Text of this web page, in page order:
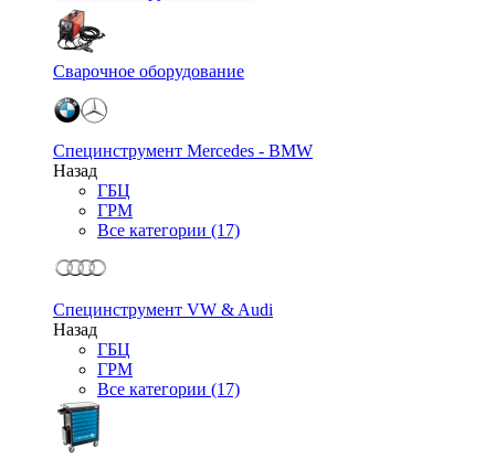
Сварочное оборудование
Специнструмент Mercedes - BMW
Назад
ГБЦ
ГРМ
Все категории (17)
Специнструмент VW & Audi
Назад
ГБЦ
ГРМ
Все категории (17)